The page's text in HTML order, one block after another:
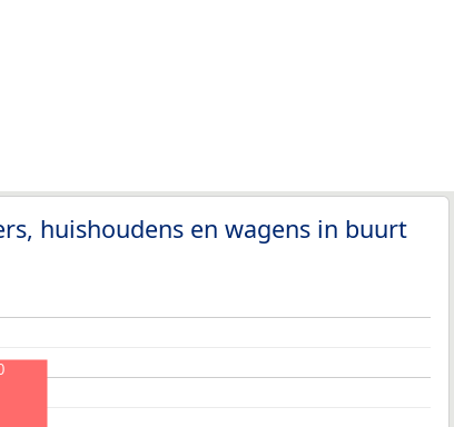
huishoudens en wagens in buurt